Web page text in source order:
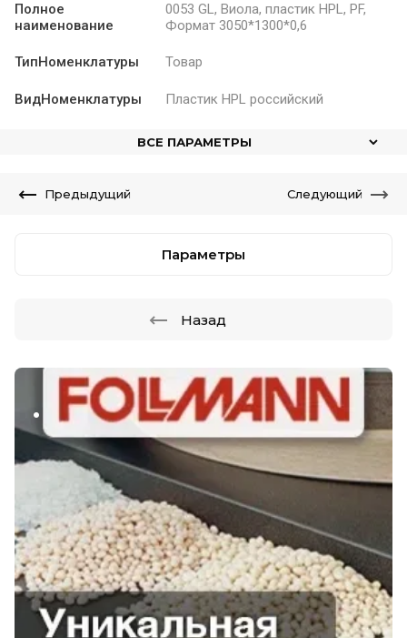
.
Полное
наименование
0053 GL, Виола, пластик HPL, PF,
Формат 3050*1300*0,6
ТипНоменклатуры Товар
ВидНоменклатуры Пластик HPL российский
ВСЕ ПАРАМЕТРЫ
Предыдущий Следующий
Параметры
Назад